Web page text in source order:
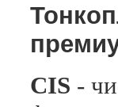
CIS -